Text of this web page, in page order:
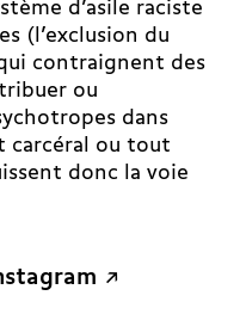
d’asile raciste
(l’exclusion du
contraignent des
ou
dans
carcéral ou tout
donc la voie
↗︎